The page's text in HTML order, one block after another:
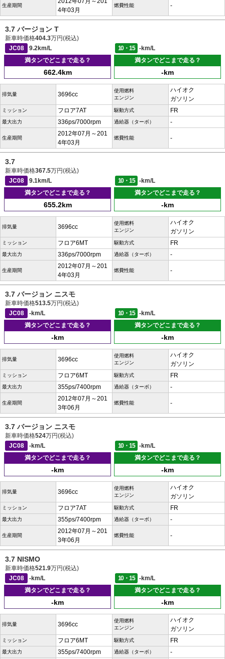
生産期間
4年03月
燃費性能 -
3.7 バージョン T
新車時価格404.3万円(税込)
JC08
9.2km/L 10・15
-km/L
満タンでどこまで走る？
662.4km
満タンでどこまで走る？
-km
排気量 3696cc
使用燃料
エンジン
ハイオク
ガソリン
ミッション フロア7AT 駆動方式 FR
最大出力 336ps/7000rpm 過給器（ターボ） -
生産期間
2012年07月～201
4年03月
燃費性能 -
3.7
新車時価格367.5万円(税込)
JC08
9.1km/L 10・15
-km/L
満タンでどこまで走る？
655.2km
満タンでどこまで走る？
-km
排気量 3696cc
使用燃料
エンジン
ハイオク
ガソリン
ミッション フロア6MT 駆動方式 FR
最大出力 336ps/7000rpm 過給器（ターボ） -
生産期間
2012年07月～201
4年03月
燃費性能 -
3.7 バージョン ニスモ
新車時価格513.5万円(税込)
JC08
-km/L 10・15
-km/L
満タンでどこまで走る？
-km
満タンでどこまで走る？
-km
排気量 3696cc
使用燃料
エンジン
ハイオク
ガソリン
ミッション フロア6MT 駆動方式 FR
最大出力 355ps/7400rpm 過給器（ターボ） -
生産期間
2012年07月～201
3年06月
燃費性能 -
3.7 バージョン ニスモ
新車時価格524万円(税込)
JC08
-km/L 10・15
-km/L
満タンでどこまで走る？
-km
満タンでどこまで走る？
-km
排気量 3696cc
使用燃料
エンジン
ハイオク
ガソリン
ミッション フロア7AT 駆動方式 FR
最大出力 355ps/7400rpm 過給器（ターボ） -
生産期間
2012年07月～201
3年06月
燃費性能 -
3.7 NISMO
新車時価格521.9万円(税込)
JC08
-km/L 10・15
-km/L
満タンでどこまで走る？
-km
満タンでどこまで走る？
-km
排気量 3696cc
使用燃料
エンジン
ハイオク
ガソリン
ミッション フロア6MT 駆動方式 FR
最大出力 355ps/7400rpm 過給器（ターボ） -